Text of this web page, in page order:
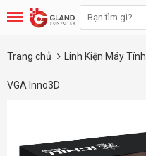
Trang chủ Linh Kiện Máy Tính
VGA Inno3D